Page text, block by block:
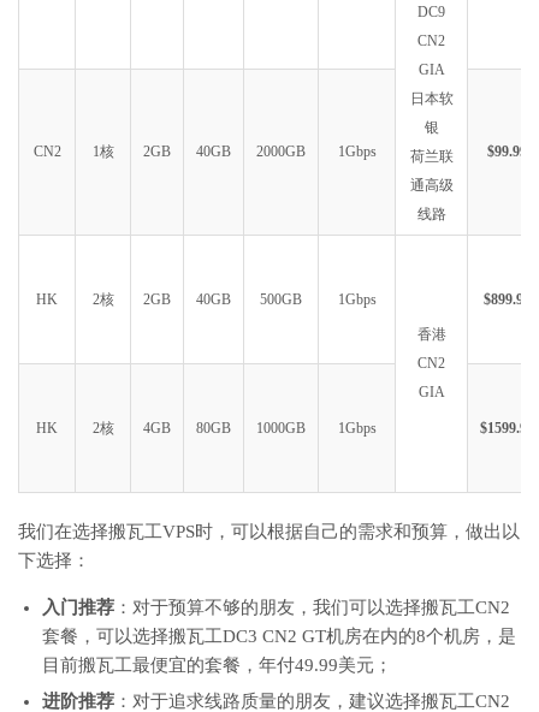
DC9
CN2
GIA
日本软
银
荷兰联
通高级
线路
CN2 1核 2GB 40GB 2000GB 1Gbps $99.99
HK 2核 2GB 40GB 500GB 1Gbps
香港
CN2
GIA
$899.99
HK 2核 4GB 80GB 1000GB 1Gbps $1599.99
我们在选择搬瓦工VPS时，可以根据自己的需求和预算，做出以
下选择：
入门推荐 ：对于预算不够的朋友，我们可以选择搬瓦工CN2
套餐，可以选择搬瓦工DC3 CN2 GT机房在内的8个机房，是
目前搬瓦工最便宜的套餐，年付49.99美元；
进阶推荐 ：对于追求线路质量的朋友，建议选择搬瓦工CN2